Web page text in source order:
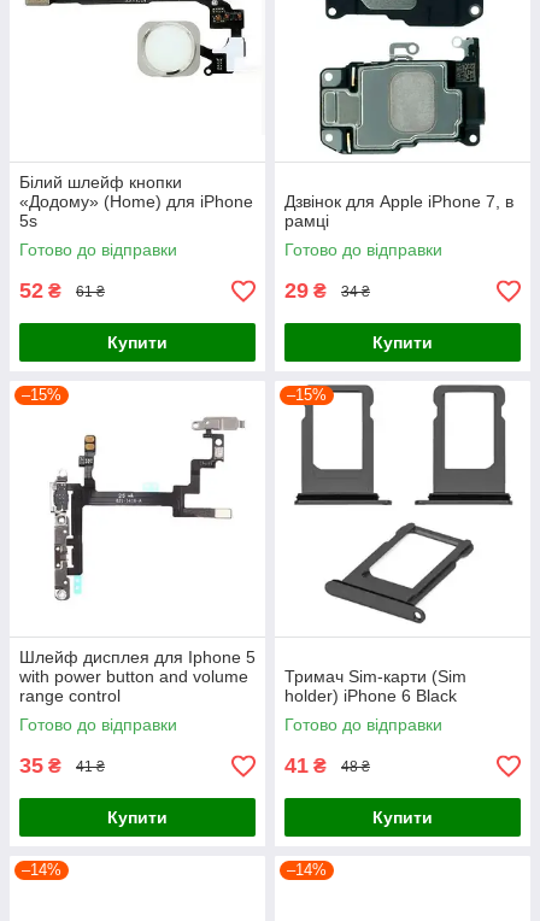
Білий шлейф кнопки
«Додому» (Home) для iPhone
5s
Готово до відправки
52 ₴ 61 ₴
Купити
Дзвінок для Apple iPhone 7, в
рамці
Готово до відправки
29 ₴ 34 ₴
Купити
–15%
Шлейф дисплея для Iphone 5
with power button and volume
range control
Готово до відправки
35 ₴ 41 ₴
Купити
–15%
Тримач Sim-карти (Sim
holder) iPhone 6 Black
Готово до відправки
41 ₴ 48 ₴
Купити
–14% –14%